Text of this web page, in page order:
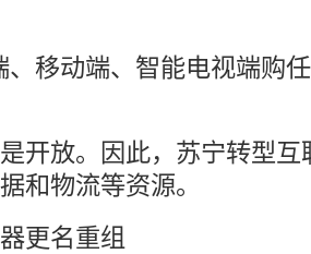
、移动端、智能电视端购
开放。因此，苏宁转型
和物流等资源。
更名重组